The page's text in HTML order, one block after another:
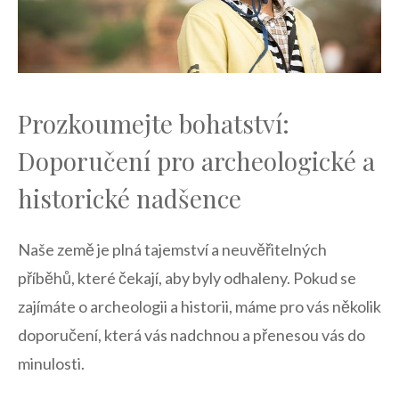
Prozkoumejte bohatství:
‌Doporučení⁢ pro archeologické a
historické nadšence
Naše země je plná tajemství​ a​ neuvěřitelných
příběhů, které ⁤čekají, aby byly odhaleny. Pokud se
zajímáte o archeologii a historii, máme⁢ pro vás několik
doporučení, která vás nadchnou a přenesou vás do
minulosti.